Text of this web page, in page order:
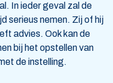
In ieder geval zal de
serieus nemen. Zij of hij
advies. Ook kan de
bij het opstellen van
de instelling.